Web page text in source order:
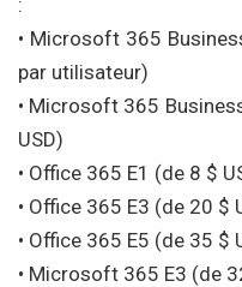
• Microsoft 365
par utilisateur)
• Microsoft 365
USD)
• Office 365 E1 (de 8 $
• Office 365 E3 (de 20 $
• Office 365 E5 (de 35 $
• Microsoft 365 E3 (de